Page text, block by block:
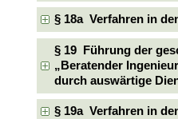
§ 18a Verfahren in
§ 19 Führung der
„Beratender
durch auswärtige
§ 19a Verfahren in